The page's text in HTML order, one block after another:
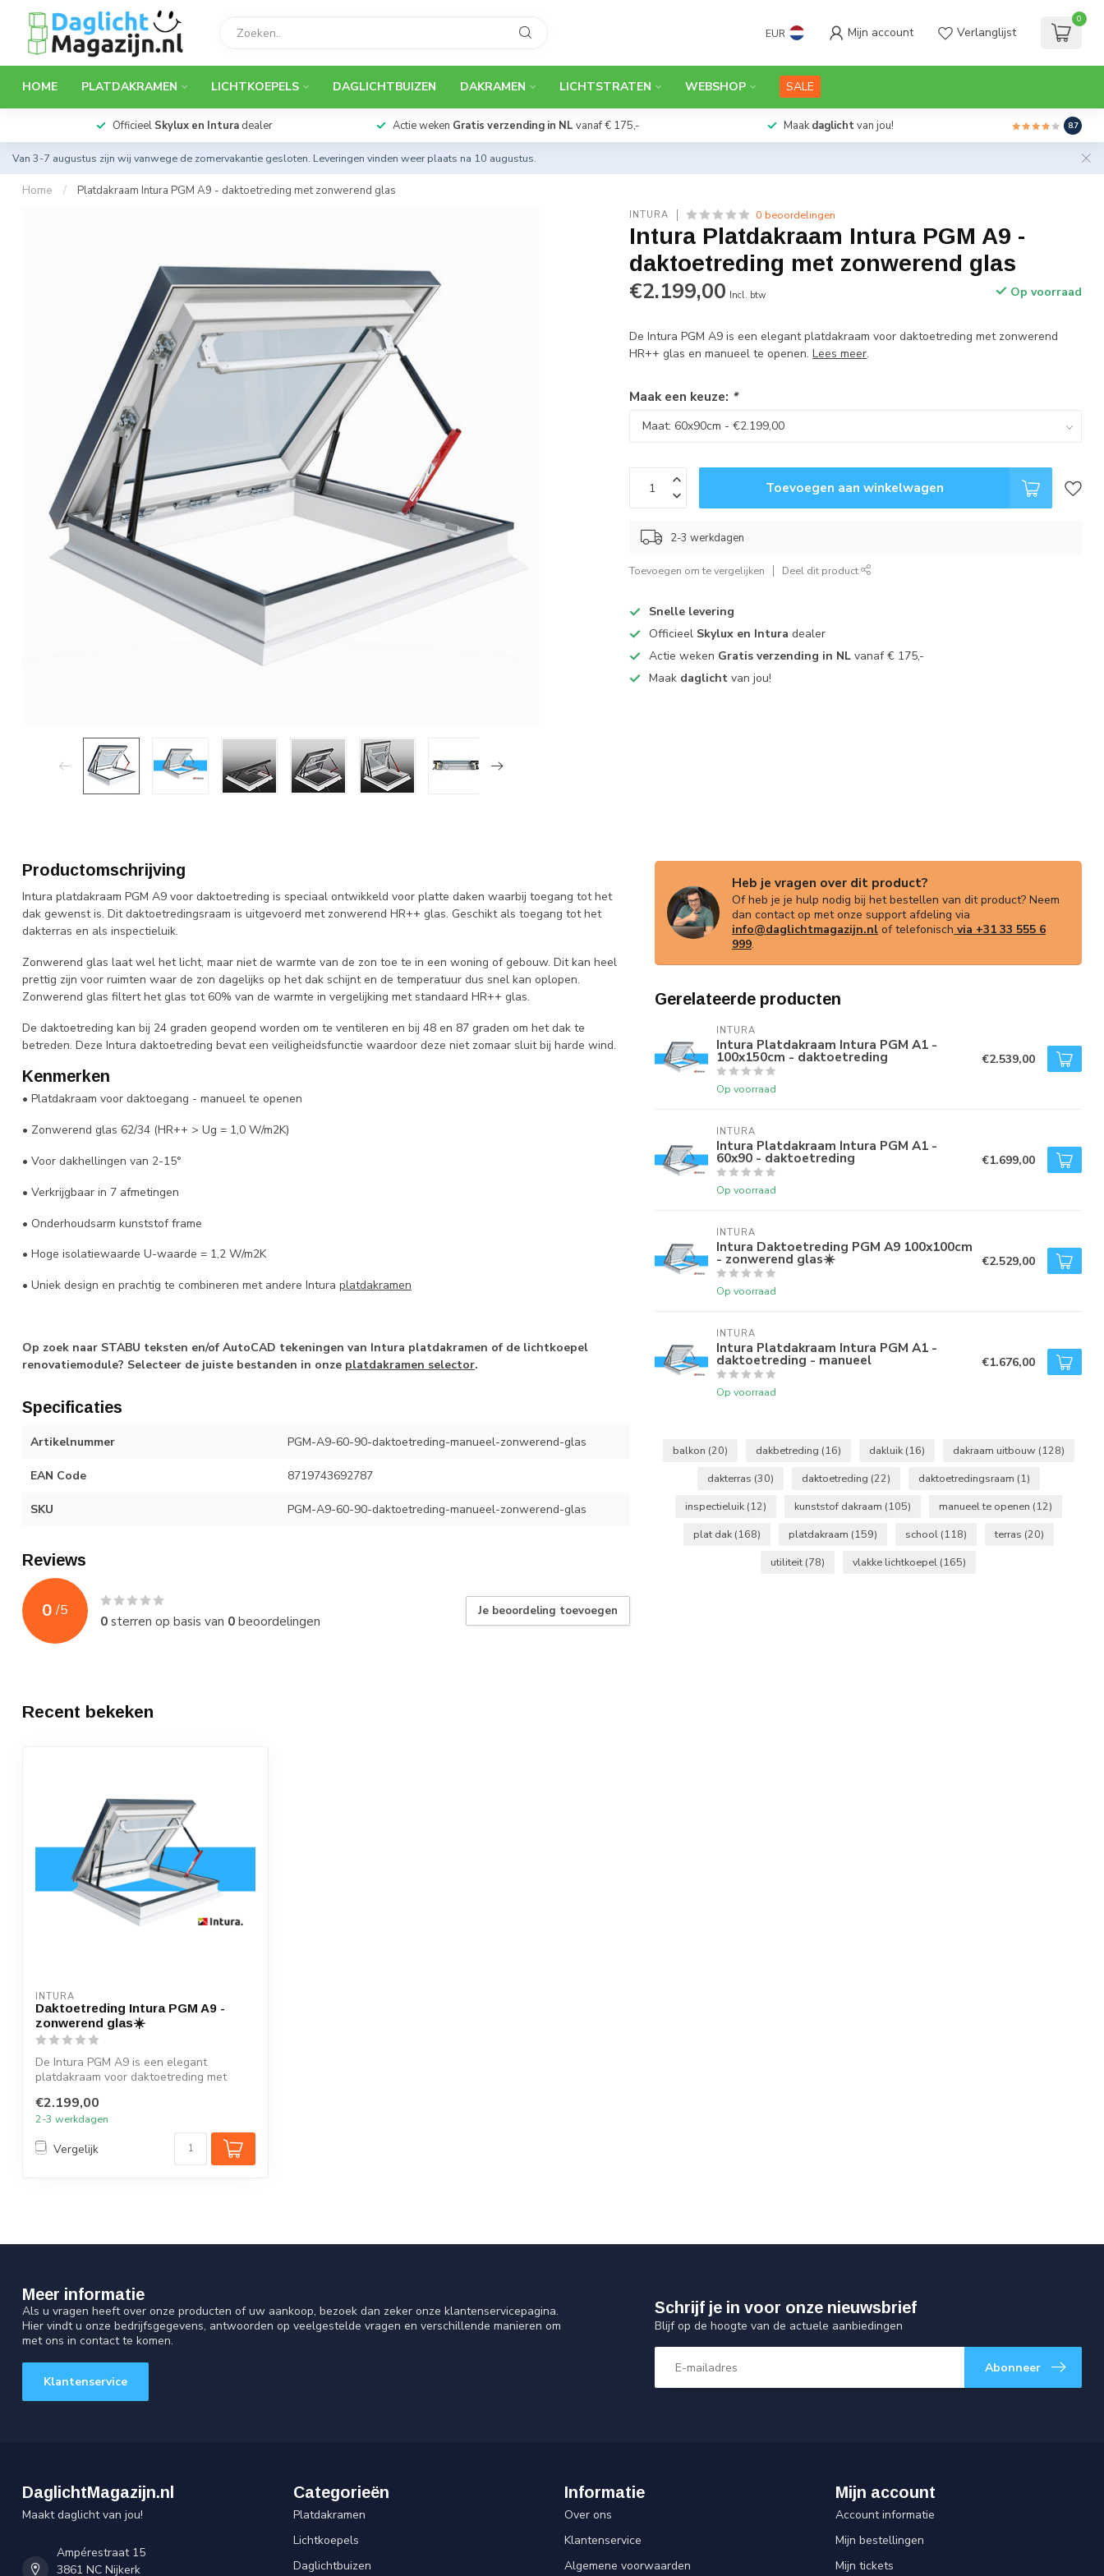
EUR Mijn account Verlanglijst
0
HOME PLATDAKRAMEN LICHTKOEPELS DAGLICHTBUIZEN DAKRAMEN LICHTSTRATEN WEBSHOP SALE
Officieel Skylux en Intura dealer Actie weken Gratis verzending in NL vanaf € 175,- Maakdaglichtvan jou! 8.7
Van 3-7 augustus zijn wij vanwege de zomervakantie gesloten. Leveringen vinden weer plaats na 10 augustus.
Home / Platdakraam Intura PGM A9 - daktoetreding met zonwerend glas
INTURA 0 beoordelingen
Intura Platdakraam Intura PGM A9 -
daktoetreding met zonwerend glas
€2.199,00 Incl. btw Op voorraad
De Intura PGM A9 is een elegant platdakraam voor daktoetreding met zonwerend
HR++ glas en manueel te openen.Lees meer.
Maak een keuze: *
Toevoegen aan winkelwagen
2-3 werkdagen
Toevoegen om te vergelijken Deel dit product
Snelle levering
Officieel Skylux en Intura dealer
Actie weken Gratis verzending in NL vanaf € 175,-
Maak daglicht van jou!
Productomschrijving
Intura platdakraam PGM A9 voor daktoetreding is speciaal ontwikkeld voor platte daken waarbij toegang tot het
dak gewenst is. Dit daktoetredingsraam is uitgevoerd met zonwerend HR++ glas. Geschikt als toegang tot het
dakterras en als inspectieluik.
Zonwerend glas laat wel het licht, maar niet de warmte van de zon toe te in een woning of gebouw. Dit kan heel
prettig zijn voor ruimten waar de zon dagelijks op het dak schijnt en de temperatuur dus snel kan oplopen.
Zonwerend glas filtert het glas tot 60% van de warmte in vergelijking met standaard HR++ glas.
De daktoetreding kan bij 24 graden geopend worden om te ventileren en bij 48 en 87 graden om het dak te
betreden. Deze Intura daktoetreding bevat een veiligheidsfunctie waardoor deze niet zomaar sluit bij harde wind.
Kenmerken
• Platdakraam voor daktoegang - manueel te openen
• Zonwerend glas 62/34 (HR++ > Ug = 1,0 W/m2K)
• Voor dakhellingen van 2-15°
• Verkrijgbaar in 7 afmetingen
• Onderhoudsarm kunststof frame
• Hoge isolatiewaarde U-waarde = 1,2 W/m2K
• Uniek design en prachtig te combineren met andere Intura platdakramen
Op zoek naar STABU teksten en/of AutoCAD tekeningen van Intura platdakramen of de lichtkoepel
renovatiemodule? Selecteer de juiste bestanden in onze platdakramen selector.
Specificaties
Artikelnummer PGM-A9-60-90-daktoetreding-manueel-zonwerend-glas
EAN Code 8719743692787
SKU PGM-A9-60-90-daktoetreding-manueel-zonwerend-glas
Reviews
0 /5
0sterren op basis van 0beoordelingen
Je beoordeling toevoegen
Heb je vragen over dit product?
Of heb je je hulp nodig bij het bestellen van dit product? Neem
dan contact op met onze support afdeling via
info@daglichtmagazijn.nl of telefonisch via +31 33 555 6
999.
Gerelateerde producten
INTURA
Intura Platdakraam Intura PGM A1 -
100x150cm - daktoetreding
Op voorraad
€2.539,00
INTURA
Intura Platdakraam Intura PGM A1 -
60x90 - daktoetreding
Op voorraad
€1.699,00
INTURA
Intura Daktoetreding PGM A9 100x100cm
- zonwerend glas☀️
Op voorraad
€2.529,00
INTURA
Intura Platdakraam Intura PGM A1 -
daktoetreding - manueel
Op voorraad
€1.676,00
balkon (20) dakbetreding (16) dakluik (16) dakraam uitbouw (128)
dakterras (30) daktoetreding (22) daktoetredingsraam (1)
inspectieluik (12) kunststof dakraam (105) manueel te openen (12)
plat dak (168) platdakraam (159) school (118) terras (20)
utiliteit (78) vlakke lichtkoepel (165)
Recent bekeken
INTURA
Daktoetreding Intura PGM A9 -
zonwerend glas☀️
De Intura PGM A9 is een elegant
platdakraam voor daktoetreding met
€2.199,00
2-3 werkdagen
Vergelijk
Meer informatie
Als u vragen heeft over onze producten of uw aankoop, bezoek dan zeker onze klantenservicepagina.
Hier vindt u onze bedrijfsgegevens, antwoorden op veelgestelde vragen en verschillende manieren om
met ons in contact te komen.
Klantenservice
Schrijf je in voor onze nieuwsbrief
Blijf op de hoogte van de actuele aanbiedingen
Abonneer
DaglichtMagazijn.nl
Maakt daglicht van jou!
Ampérestraat 15
3861 NC Nijkerk
Categorieën
Platdakramen
Lichtkoepels
Daglichtbuizen
Informatie
Over ons
Klantenservice
Algemene voorwaarden
Mijn account
Account informatie
Mijn bestellingen
Mijn tickets